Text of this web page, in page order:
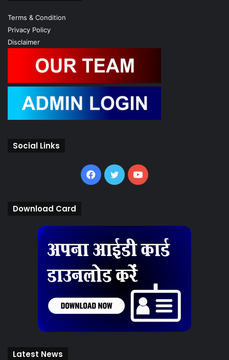
Terms & Condition
Privacy Policy
Disclaimer
Social Links
Facebook
TwitterYouTube
Download Card
Latest News